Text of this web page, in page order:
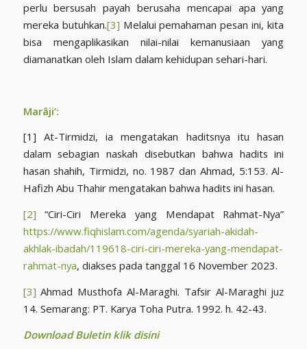
perlu bersusah payah berusaha mencapai apa yang
mereka butuhkan.[3] Melalui pemahaman pesan ini, kita
bisa mengaplikasikan nilai-nilai kemanusiaan yang
diamanatkan oleh Islam dalam kehidupan sehari-hari.
Marâji’:
[1] At-Tirmidzi, ia mengatakan haditsnya itu hasan
dalam sebagian naskah disebutkan bahwa hadits ini
hasan shahih, Tirmidzi, no. 1987 dan Ahmad, 5:153. Al-
Hafizh Abu Thahir mengatakan bahwa hadits ini hasan.
[2] “Ciri-Ciri Mereka yang Mendapat Rahmat-Nya”
https://www.fiqhislam.com/agenda/syariah-akidah-
akhlak-ibadah/119618-ciri-ciri-mereka-yang-mendapat-
rahmat-nya, diakses pada tanggal 16 November 2023.
[3] Ahmad Musthofa Al-Maraghi. Tafsir Al-Maraghi juz
14. Semarang: PT. Karya Toha Putra. 1992. h. 42-43.
Download Buletin klik disini